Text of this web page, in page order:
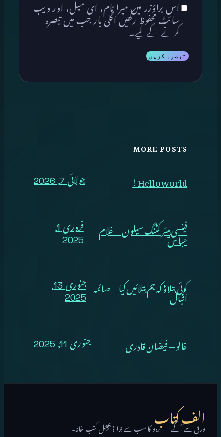
اس براؤزر میں میرا نام، ای میل، اور ویب
سائٹ محفوظ رکھیں اگلی بار جب میں تبصرہ
کرنے کےلیے۔
MORE POSTS
Hello world! جولائی 7, 2026
فینسی ہیئر کٹنگ سیلون — غلام
عباس
فروری 1,
2025
کوئی بتلاوؑ کہ ہم بتلائیں کیا — صائمہ
اقبال
جنوری 13,
2025
خالو — فیضان قادری جنوری 11, 2025
الف کتاب
ورق سے آگے — اردو کا سب سے بڑا ڈیجیٹل کتب خانہ۔